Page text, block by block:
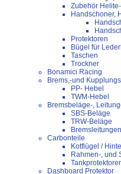
Zubehör
Handschoner,
Protektoren
Bügel für
Taschen
Trockner
Bonamici Racing
Brems,-und
PP- Hebel
TWM-Hebel
Bremsbeläge-,
SBS-Beläge
TRW-Beläge
Bremsleitungen
Carbonteile
Kotflügel /
Rahmen-, und
Dashboard Protektor